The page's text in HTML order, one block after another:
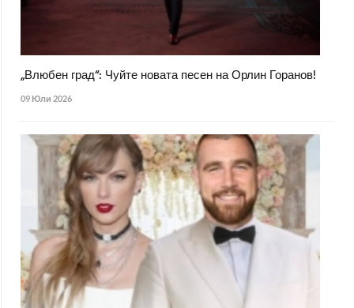
„Влюбен град“: Чуйте новата песен на Орлин Горанов!
09 Юли 2026